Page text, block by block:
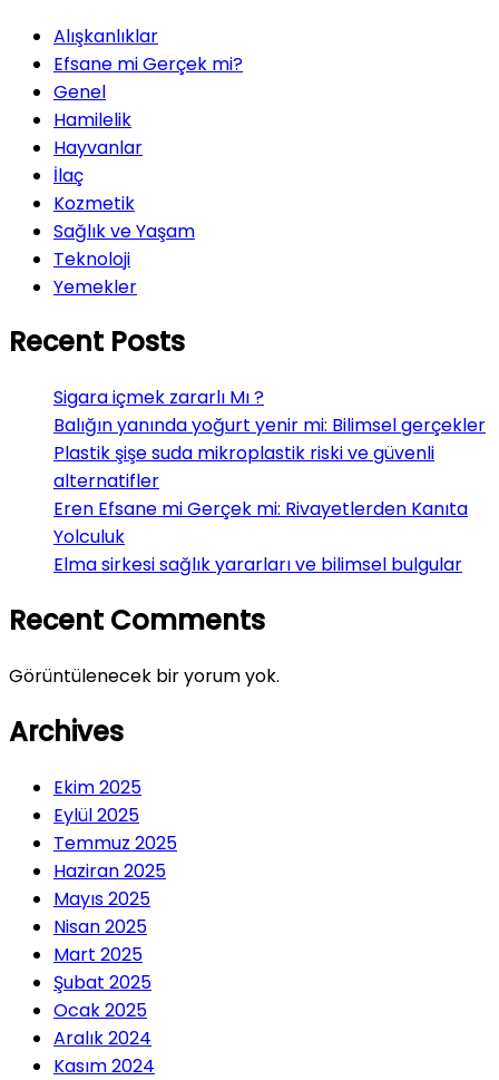
Alışkanlıklar
Efsane mi Gerçek mi?
Genel
Hamilelik
Hayvanlar
İlaç
Kozmetik
Sağlık ve Yaşam
Teknoloji
Yemekler
Recent Posts
Sigara içmek zararlı Mı ?
Balığın yanında yoğurt yenir mi: Bilimsel gerçekler
Plastik şişe suda mikroplastik riski ve güvenli
alternatifler
Eren Efsane mi Gerçek mi: Rivayetlerden Kanıta
Yolculuk
Elma sirkesi sağlık yararları ve bilimsel bulgular
Recent Comments
Görüntülenecek bir yorum yok.
Archives
Ekim 2025
Eylül 2025
Temmuz 2025
Haziran 2025
Mayıs 2025
Nisan 2025
Mart 2025
Şubat 2025
Ocak 2025
Aralık 2024
Kasım 2024